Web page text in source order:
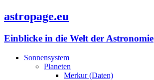
astropage.eu
Einblicke in die Welt der Astronomie
Sonnensystem
Planeten
Merkur (Daten)